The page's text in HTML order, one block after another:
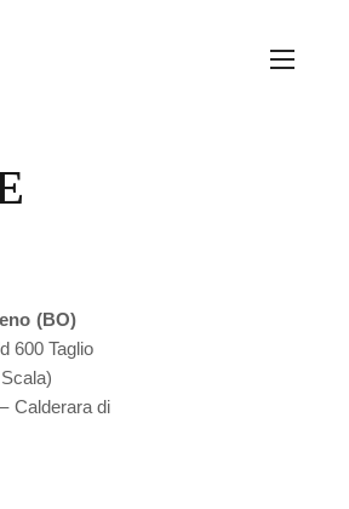
(BO)
600 Taglio
Calderara di